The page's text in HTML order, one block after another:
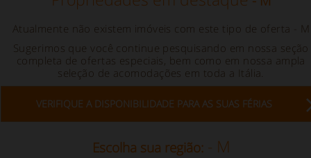
Atualmente não existem imóveis com este tipo de oferta
- M
Sugerimos que você continue pesquisando em nossa seção
completa de ofertas especiais, bem como em nossa ampla
seleção de acomodações em toda a Itália.
VERIFIQUE A DISPONIBILIDADE PARA AS SUAS FÉRIAS
Escolha sua região: - M